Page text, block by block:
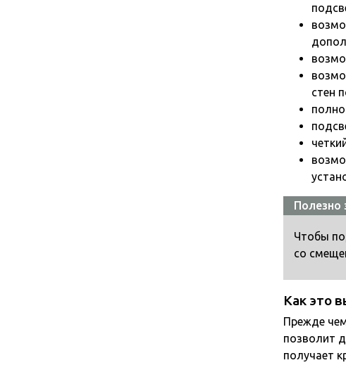
стен
Полезно
Чтобы
со
Как это
Прежде
позволит
получает